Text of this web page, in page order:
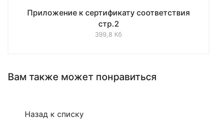
Приложение к сертификату соответствия
стр.2
399,8 Кб
Вам также может понравиться
Назад к списку